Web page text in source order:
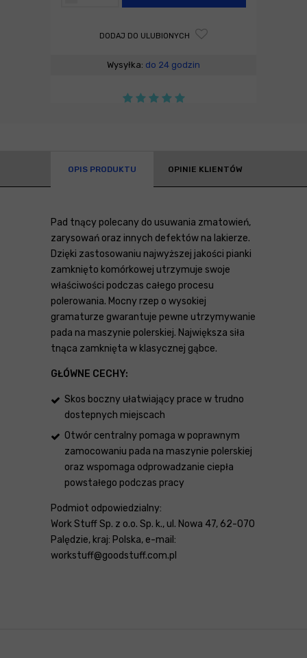
DODAJ DO ULUBIONYCH
Wysyłka: do 24 godzin
OPIS PRODUKTU OPINIE KLIENTÓW
Pad tnący polecany do usuwania zmatowień,
zarysowań oraz innych defektów na lakierze.
Dzięki zastosowaniu najwyższej jakości pianki
zamknięto komórkowej utrzymuje swoje
właściwości podczas całego procesu
polerowania. Mocny rzep o wysokiej
gramaturze gwarantuje pewne utrzymywanie
pada na maszynie polerskiej. Największa siła
tnąca zamknięta w klasycznej gąbce.
GŁÓWNE CECHY:
Skos boczny ułatwiający prace w trudno
dostepnych miejscach
Otwór centralny pomaga w poprawnym
zamocowaniu pada na maszynie polerskiej
oraz wspomaga odprowadzanie ciepła
powstałego podczas pracy
Podmiot odpowiedzialny:
Work Stuff Sp. z o.o. Sp. k., ul. Nowa 47, 62-070
Palędzie, kraj: Polska, e-mail:
workstuff@goodstuff.com.pl